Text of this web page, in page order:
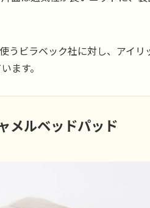
うビラベック社に対し、アイ
ます。
メルベッドパッド